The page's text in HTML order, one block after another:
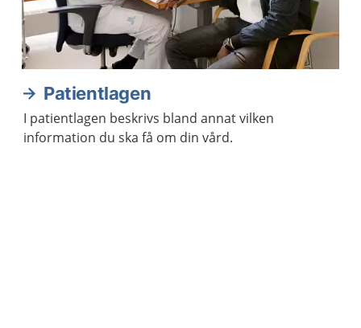
Patientlagen
I patientlagen beskrivs bland annat vilken
information du ska få om din vård.